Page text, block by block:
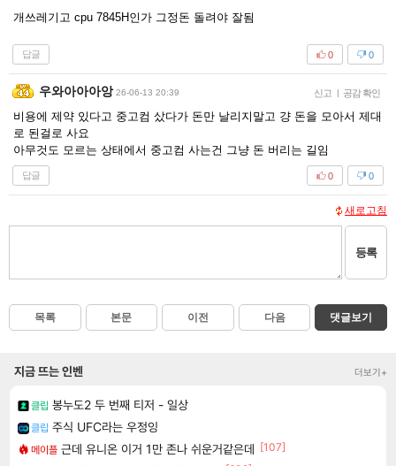
개쓰레기고 cpu 7845H인가 그정돈 돌려야 잘됨
답글 0
0
우와아아아앙 26-06-13 20:39 신고 | 공감 확인
비용에 제약 있다고 중고컴 샀다가 돈만 날리지말고 걍 돈을 모아서 제대
로 된걸로 사요
아무것도 모르는 상태에서 중고컴 사는건 그냥 돈 버리는 길임
답글 0
0
새로고침
등록
목록 본문 이전 다음 댓글보기
지금 뜨는 인벤 더보기+
클립 봉누도2 두 번째 티저 - 일상
클립 주식 UFC라는 우정잉
메이플 근데 유니온 이거 1만 존나 쉬운거같은데 [107]